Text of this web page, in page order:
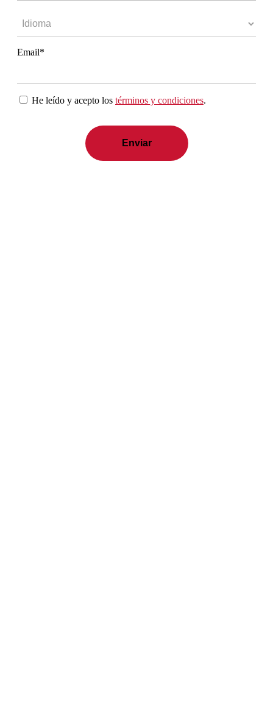
Email*
He leído y acepto los términos y condiciones.